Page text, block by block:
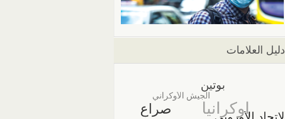
دليل العلامات